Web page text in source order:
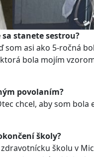
sa stanete sestrou?
som asi ako 5-ročná
bola mojím
povolaním?
chcel, aby som
školy?
školu v